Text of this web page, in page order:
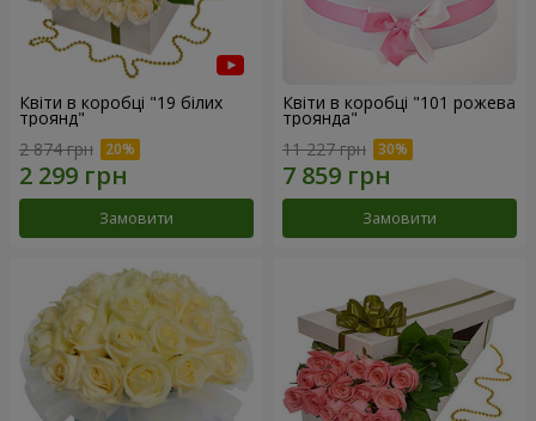
Квіти в коробці "19 білих
троянд"
2 874 грн
Замовити
Квіти в коробці "101 рожева
троянда"
11 227 грн
Замовити